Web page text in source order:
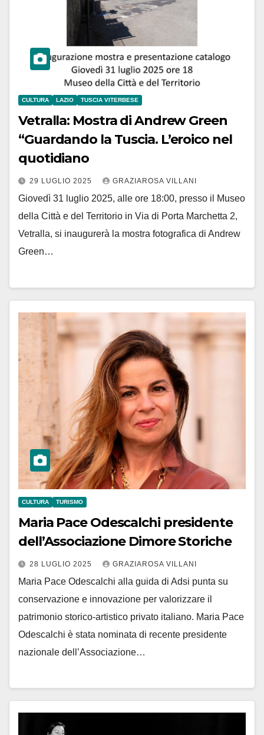
CULTURA LAZIO TUSCIA VITERBESE
Vetralla: Mostra di Andrew Green
“Guardando la Tuscia. L’eroico nel
quotidiano
29 LUGLIO 2025 GRAZIAROSA VILLANI
Giovedì 31 luglio 2025, alle ore 18:00, presso il Museo
della Città e del Territorio in Via di Porta Marchetta 2,
Vetralla, si inaugurerà la mostra fotografica di Andrew
Green…
CULTURA TURISMO
Maria Pace Odescalchi presidente
dell’Associazione Dimore Storiche
28 LUGLIO 2025 GRAZIAROSA VILLANI
Maria Pace Odescalchi alla guida di Adsi punta su
conservazione e innovazione per valorizzare il
patrimonio storico-artistico privato italiano. Maria Pace
Odescalchi è stata nominata di recente presidente
nazionale dell’Associazione…